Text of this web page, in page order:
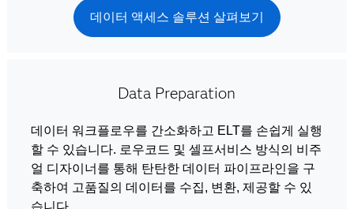
데이터 액세스 솔루션 살펴보기
Data Preparation
데이터 워크플로우를 간소화하고 ELT를 손쉽게 실행
할 수 있습니다. 로우코드 및 셀프서비스 방식의 비주
얼 디자이너를 통해 탄탄한 데이터 파이프라인을 구
축하여 고품질의 데이터를 수집, 변환, 제공할 수 있
습니다.